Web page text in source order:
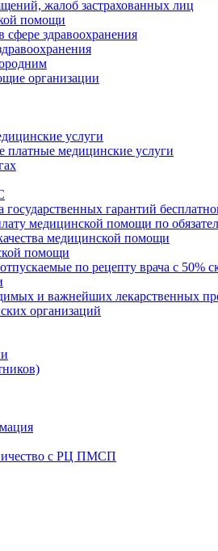
жалоб застрахованных лиц
помощи
сфере здравоохранения
организации
услуги
медицинские услуги
государственных гарантий
медицинской помощи по
медицинской помощи
помощи
по рецепту врача с 50%
и важнейших лекарственных
организаций
с РЦ ПМСП